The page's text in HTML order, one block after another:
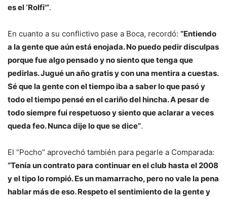
es el ‘Rolfi'”.
En cuanto a su conflictivo pase a Boca, recordó: “Entiendo
a la gente que aún está enojada. No puedo pedir disculpas
porque fue algo pensado y no siento que tenga que
pedirlas. Jugué un año gratis y con una mentira a cuestas.
Sé que la gente con el tiempo iba a saber lo que pasó y
todo el tiempo pensé en el cariño del hincha. A pesar de
todo siempre fui respetuoso y siento que aclarar a veces
queda feo. Nunca dije lo que se dice”.
El “Pocho” aprovechó también para pegarle a Comparada:
“Tenía un contrato para continuar en el club hasta el 2008
y el tipo lo rompió. Es un mamarracho, pero no vale la pena
hablar más de eso. Respeto el sentimiento de la gente y